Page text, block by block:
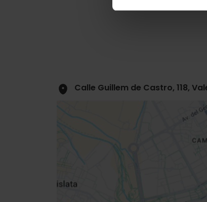
Calle Guillem de Castro, 118,
sidebar